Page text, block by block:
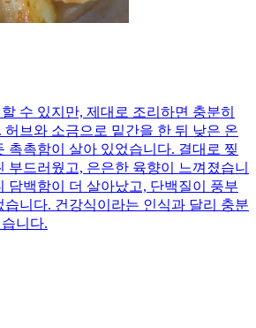
수 있지만, 제대로 조리하면 충분히
브와 소금으로 밑간을 한 뒤 낮은 온
촉촉함이 살아 있었습니다. 결대로 찢
부드러웠고, 은은한 육향이 느껴졌습니
담백함이 더 살아났고, 단백질이 풍부
니다. 건강식이라는 인식과 달리 충분
니다.